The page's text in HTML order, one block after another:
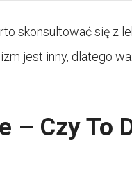
skonsultować się z
jest inny, dlatego
– Czy To